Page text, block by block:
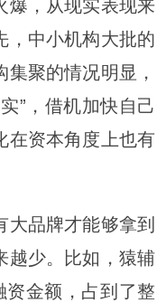
爆，从现实表现来
，中小机构大批的
聚的情况明显，
”，借机加快自己
在资本角度上也有
品牌才能够拿到
越少。比如，猿辅
资金额，占到了整